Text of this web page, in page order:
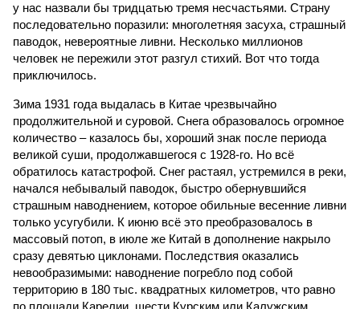
у нас назвали бы тридцатью тремя несчастьями. Страну
последовательно поразили: многолетняя засуха, страшный
паводок, невероятные ливни. Несколько миллионов
человек не пережили этот разгул стихий. Вот что тогда
приключилось.
Зима 1931 года выдалась в Китае чрезвычайно
продолжительной и суровой. Снега образовалось огромное
количество – казалось бы, хороший знак после периода
великой суши, продолжавшегося с 1928-го. Но всё
обратилось катастрофой. Снег растаял, устремился в реки,
начался небывалый паводок, быстро обернувшийся
страшным наводнением, которое обильные весенние ливни
только усугубили. К июню всё это преобразовалось в
массовый потоп, в июле же Китай в дополнение накрыло
сразу девятью циклонами. Последствия оказались
невообразимыми: наводнение погребло под собой
территорию в 180 тыс. квадратных километров, что равно
по площади Карелии, шести Курским или Калужским